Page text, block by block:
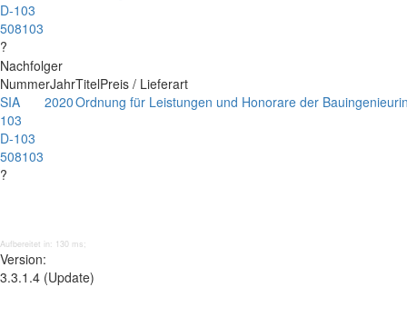
D-103
508103
?
Nachfolger
NummerJahrTitelPreis / Lieferart
SIA
103
D-103
508103
?
2020Ordnung für Leistungen und Honorare der
Aufbereitet in: 130 ms;
Version:
3.3.1.4 (Update)